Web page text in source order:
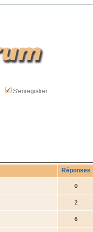
S'enregistrer
Réponses
0
2
6